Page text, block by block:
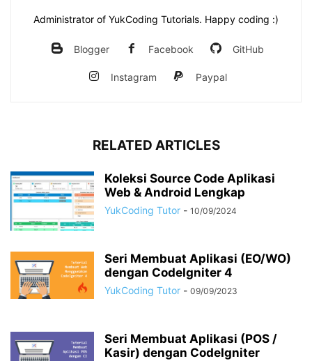
Administrator of YukCoding Tutorials. Happy coding :)
Blogger Facebook GitHub
Instagram Paypal
RELATED ARTICLES
Koleksi Source Code Aplikasi
Web & Android Lengkap
YukCoding Tutor - 10/09/2024
Seri Membuat Aplikasi (EO/WO)
dengan CodeIgniter 4
YukCoding Tutor - 09/09/2023
Seri Membuat Aplikasi (POS /
Kasir) dengan CodeIgniter